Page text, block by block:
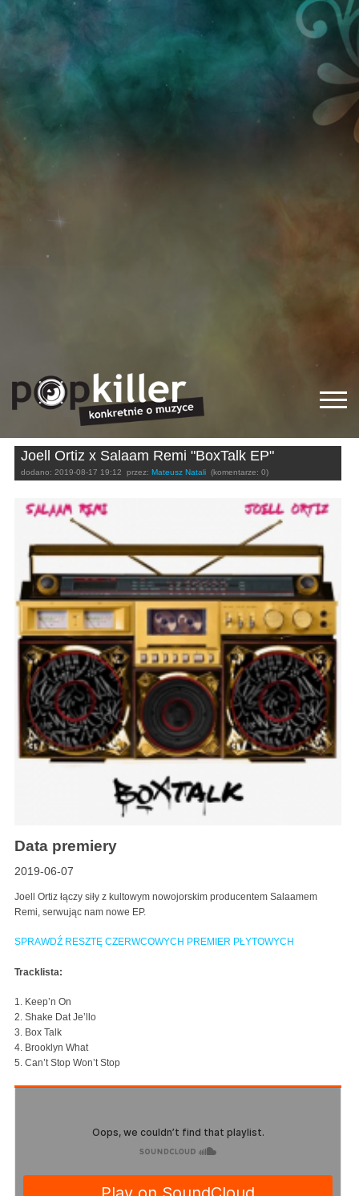
Joell Ortiz x Salaam Remi "BoxTalk EP"
dodano: 2019-08-17 19:12 przez: Mateusz Natali (komentarze: 0)
Data premiery
2019-06-07
Joell Ortiz łączy siły z kultowym nowojorskim producentem Salaamem
Remi, serwując nam nowe EP.
SPRAWDŹ RESZTĘ CZERWCOWYCH PREMIER PŁYTOWYCH
Tracklista:
1. Keep’n On
2. Shake Dat Je’llo
3. Box Talk
4. Brooklyn What
5. Can’t Stop Won’t Stop